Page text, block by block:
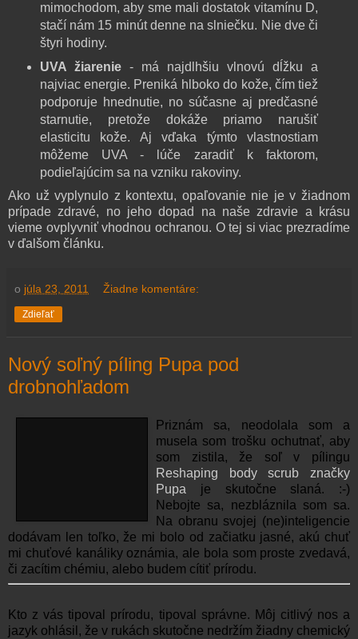
mimochodom, aby sme mali dostatok vitamínu D,
stačí nám 15 minút denne na slniečku. Nie dve či
štyri hodiny.
UVA žiarenie- má najdlhšiu vlnovú dĺžku a
najviac energie. Preniká hlboko do kože, čím tiež
podporuje hnednutie, no súčasne aj predčasné
starnutie, pretože dokáže priamo narušiť
elasticitu kože. Aj vďaka týmto vlastnostiam
môžeme UVA - lúče zaradiť k faktorom,
podieľajúcim sa na vzniku rakoviny.
Ako už vyplynulo z kontextu, opaľovanie nie je v žiadnom
prípade zdravé, no jeho dopad na naše zdravie a krásu
vieme ovplyvniť vhodnou ochranou. O tej si viac prezradíme
v ďalšom článku.
o júla 23, 2011 Žiadne komentáre:
Zdieľať
Nový soľný píling Pupa pod
drobnohľadom
Priznám sa, neodolala som a
musela som trošku ochutnať, aby
som zistila, že soľ v pílingu
Reshaping body scrub značky
Pupa je skutočne slaná. :-)
Nebojte sa, nezbláznila som sa.
Na obranu svojej (ne)inteligencie
dodávam len toľko, že mi bolo od začiatku jasné, akú chuť
mi chuťové kanáliky oznámia, ale bola som proste zvedavá,
či zacítim chémiu, alebo budem cítiť prírodu.
Kto z vás tipoval prírodu, tipoval správne. Môj citlivý nos a
jazyk ohlásil, že v rukách skutočne nedržím žiadny chemický